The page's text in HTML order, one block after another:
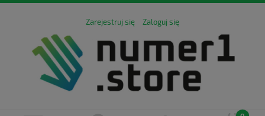
Zarejestruj się Zaloguj się